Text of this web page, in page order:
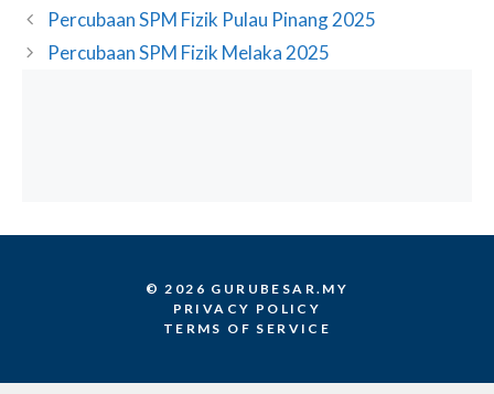
Percubaan SPM Fizik Pulau Pinang 2025
Percubaan SPM Fizik Melaka 2025
© 2026 GURUBESAR.MY
PRIVACY POLICY
TERMS OF SERVICE